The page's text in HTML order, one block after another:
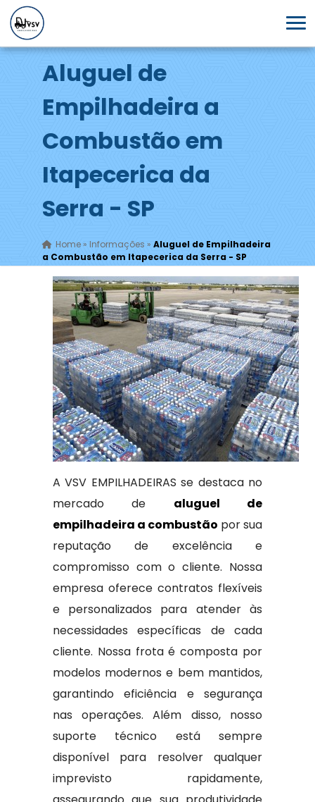
Aluguel de
Empilhadeira a
Combustão em
Itapecerica da
Serra - SP
Home» Informações » Aluguel de Empilhadeira
a Combustão em Itapecerica da Serra - SP
A VSV EMPILHADEIRAS se destaca no
mercado de aluguel de
empilhadeira a combustão por sua
reputação de excelência e
compromisso com o cliente. Nossa
empresa oferece contratos flexíveis
e personalizados para atender às
necessidades específicas de cada
cliente. Nossa frota é composta por
modelos modernos e bem mantidos,
garantindo eficiência e segurança
nas operações. Além disso, nosso
suporte técnico está sempre
disponível para resolver qualquer
imprevisto rapidamente,